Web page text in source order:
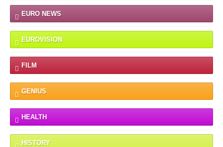
EURO NEWS
EUROVISION
FILM
GENIUS
HEALTH
HISTORY